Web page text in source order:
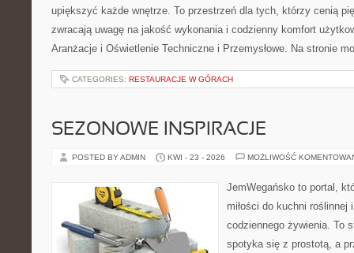
upiększyć każde wnętrze. To przestrzeń dla tych, którzy cenią
zwracają uwagę na jakość wykonania i codzienny komfort
Aranżacje i Oświetlenie Techniczne i Przemysłowe. Na stronie
CATEGORIES: RESTAURACJE W GÓRACH
SEZONOWE INSPIRACJE
POSTED BY ADMIN KWI - 23 - 2026 MOŻLIWOŚĆ
JemWegańsko to portal,
miłości do kuchni roślinnej
codziennego żywienia. To
spotyka się z prostotą, a